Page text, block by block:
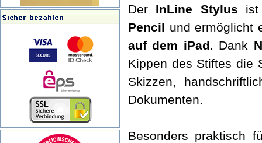
Der InLine Stylus
Pencil und ermöglicht
auf dem iPad. Dank
Kippen des Stiftes die
Skizzen,
Dokumenten.
Besonders praktisch